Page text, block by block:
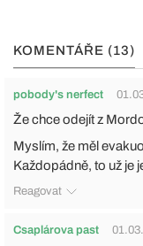
KOMENTÁŘE (13)
pobody's nerfect
Že chce odejít z
Myslím, že měl
Každopádně, to už je
Reagovat
Csaplárova past